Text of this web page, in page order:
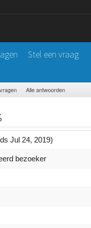
Stel een vraag
Alle antwoorden
Jul 24, 2019)
bezoeker